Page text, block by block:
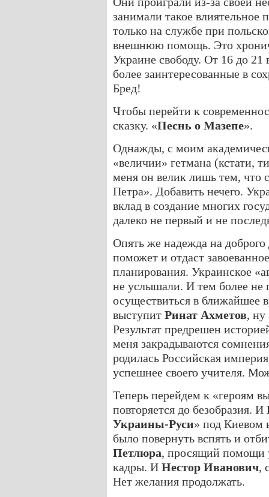
занимали такое
только на службе при
внешнюю помощь. Это
Украине свободу. От 16 до 21
более заинтересованные в
Бред!
Чтобы перейти к
сказку. «Песнь о Мазепе».
Однажды, с моим
«величии» гетмана (кстати,
меня он велик лишь тем, что
Петра». Добавить нечего.
вклад в создание многих
далеко не первый и не
Опять же надежда на
поможет и отдаст
планирования. Украинское
не услышали. И тем более не
осуществиться в ближайшее
выступит Ринат Ахметов, ну
Результат предрешен
меня закрадываются
родилась Российская
успешнее своего учителя.
Теперь перейдем к «героям
повторяется до безобразия. И
Украины-Руси» под Киевом
было повернуть вспять и
Петлюра, просящий помощи
кадры. И Нестор Иванович,
Нет желания продолжать.